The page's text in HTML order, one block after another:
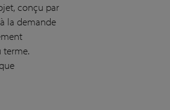
conçu par
la demande
terme.